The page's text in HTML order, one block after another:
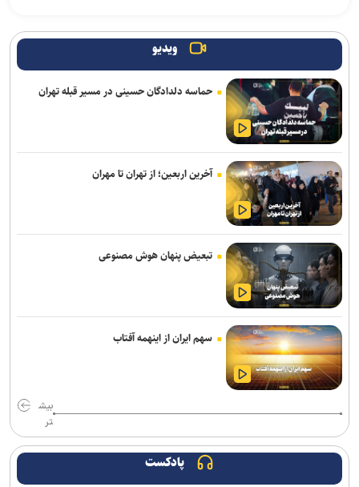
پنتاگون با افشای کمبود تسلیحات نشست برگزار می‌کند
انفجار در حومه دمشق چند کشته و زخمی برجا گذاشت
برگزاری مجمع آژانس انرژی اتمی اوایل شهریور در آمریکا
یمن: نقشه عربستان برای حمله به صنعاء را در نطفه خفه کردیم
پیام هشدار مقاومت یمن به ریاض
قدردانی از حضور حماسی ملت مبعوث شده در راهپیمایی اربعین
حاج‌علی‌اکبری: تحرکات سازمان‌یافته‌ای برای ترویج برهنگی انجام می‌شود
ترامپ با تهدید افشاگران، بحران مهمات آمریکا را انکار کرد
رسانه عبری: از آغاز جنگ غزه دست‌کم ۹ هزار نظامی صهیونیست زخمی
شده‌اند
جلسات صحن علنی مجلس هفته آینده برگزار می‌شود
هلاکت اعضای یک تیم تروریستی در سیستان‌وبلوچستان
ویدیو
حماسه دلدادگان حسینی در مسیر قبله تهران
آخرین اربعین؛ از تهران تا مهران
تبعیض پنهان هوش مصنوعی
سهم ایران از اینهمه آفتاب
بیش
تر
پادکست